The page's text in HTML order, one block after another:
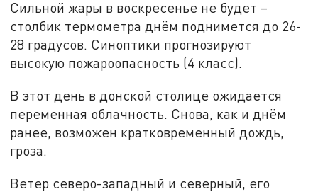
Сильной жары в воскресенье не будет –
столбик термометра днём поднимется до 26-
28 градусов. Синоптики прогнозируют
высокую пожароопасность (4 класс).
В этот день в донской столице ожидается
переменная облачность. Снова, как и днём
ранее, возможен кратковременный дождь,
гроза.
Ветер северо-западный и северный, его